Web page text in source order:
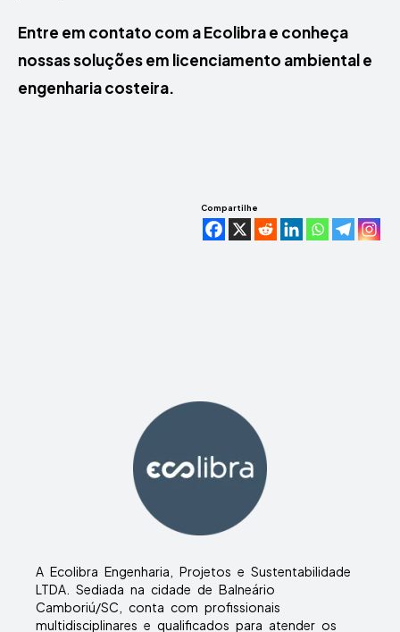
Entre em contato com a Ecolibra e conheça
nossas soluções em licenciamento ambiental e
engenharia costeira.
Compartilhe
A Ecolibra Engenharia, Projetos e Sustentabilidade
LTDA. Sediada na cidade de Balneário
Camboriú/SC, conta com profissionais
multidisciplinares e qualificados para atender os